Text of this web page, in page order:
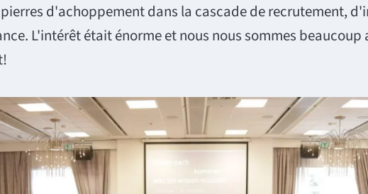
d'achoppement dans la cascade de recrutement,
L'intérêt était énorme et nous nous sommes beaucoup